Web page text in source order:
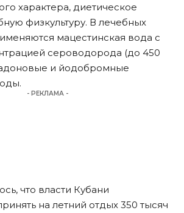
характера, диетическое
физкультуру. В лечебных
мацестинская вода с
сероводорода (до 450
и йодобромные
- РЕКЛАМА -
что власти Кубани
на летний отдых 350 тысяч